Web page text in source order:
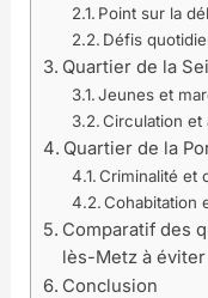
Point sur la
Défis
Quartier de la
Jeunes et
Circulation
Quartier de la
Criminalité et
Cohabitation
Comparatif des
lès-Metz à éviter
Conclusion